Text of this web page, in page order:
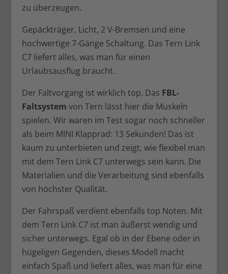
zu überzeugen.
Gepäckträger, Licht, 2 V-Bremsen und eine
hochwertige 7-Gänge Schaltung. Das Tern Link
C7 liefert alles, was man für einen
Urlaubsausflug braucht.
Der Faltvorgang ist wirklich top. Das FBL-
Faltsystem von Tern lässt hier die Muskeln
spielen. Wir waren im Test sogar noch schneller
als beim MINI Klapprad: 13 Sekunden! Das ist
kaum zu unterbieten und zeigt, wie flexibel man
mit dem Tern Link C7 unterwegs sein kann. Die
Materialien und die Verarbeitung sind ebenfalls
von höchster Qualität.
Der Fahrspaß verdient ebenfalls top Noten. Mit
dem Tern Link C7 ist man äußerst wendig und
sicher unterwegs. Egal ob in der Ebene oder in
hügeligen Gegenden, dieses Modell macht
einfach Spaß und liefert alles, was man für eine